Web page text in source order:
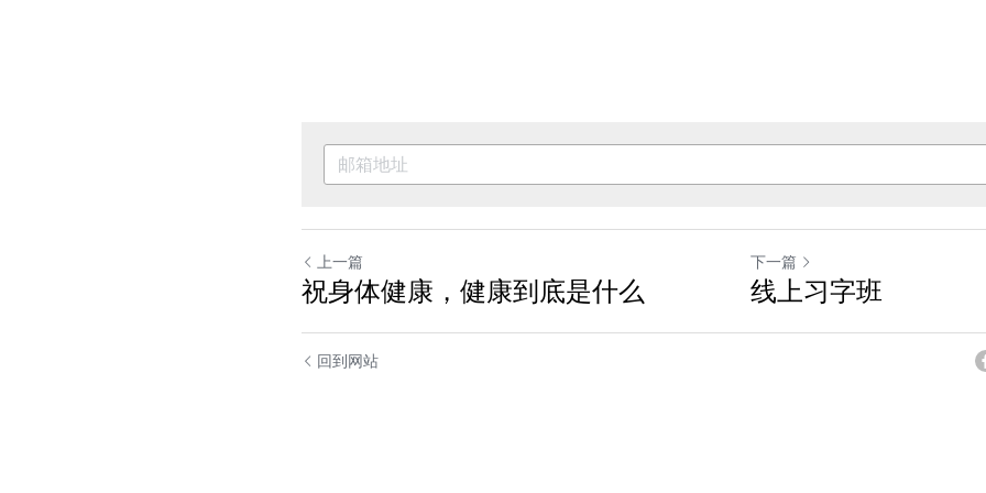
上一篇
祝身体健康，健康到底是什么
下一篇
线上习字班
回到网站